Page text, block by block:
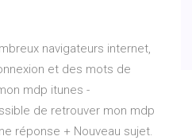
navigateurs internet,
et des mots de
mdp itunes -
de retrouver mon mdp
réponse + Nouveau sujet.